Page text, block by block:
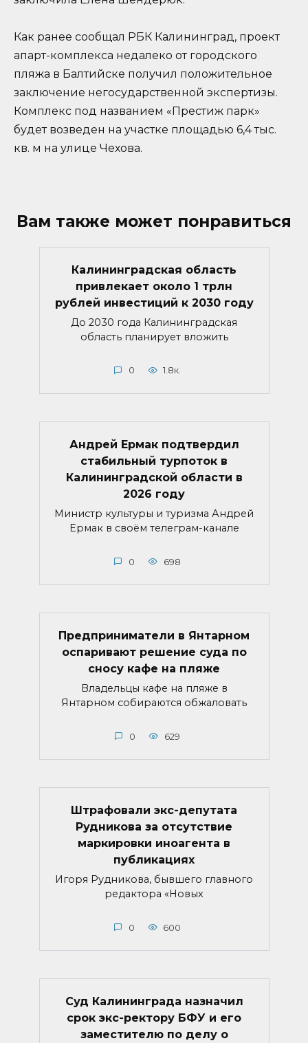
Как ранее сообщал РБК Калининград, проект
апарт-комплекса недалеко от городского
пляжа в Балтийске получил положительное
заключение негосударственной экспертизы.
Комплекс под названием «Престиж парк»
будет возведен на участке площадью 6,4 тыс.
кв. м на улице Чехова.
Вам также может понравиться
Калининградская область
привлекает около 1 трлн
рублей инвестиций к 2030 году
До 2030 года Калининградская
область планирует вложить
0 1.8к.
Андрей Ермак подтвердил
стабильный турпоток в
Калининградской области в
2026 году
Министр культуры и туризма Андрей
Ермак в своём телеграм-канале
0 698
Предприниматели в Янтарном
оспаривают решение суда по
сносу кафе на пляже
Владельцы кафе на пляже в
Янтарном собираются обжаловать
0 629
Штрафовали экс-депутата
Рудникова за отсутствие
маркировки иноагента в
публикациях
Игоря Рудникова, бывшего главного
редактора «Новых
0 600
Суд Калининграда назначил
срок экс-ректору БФУ и его
заместителю по делу о